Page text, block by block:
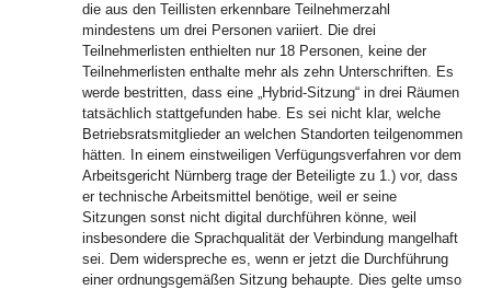
die aus den Teillisten erkennbare Teilnehmerzahl
mindestens um drei Personen variiert. Die drei
Teilnehmerlisten enthielten nur 18 Personen, keine der
Teilnehmerlisten enthalte mehr als zehn Unterschriften. Es
werde bestritten, dass eine „Hybrid-Sitzung“ in drei Räumen
tatsächlich stattgefunden habe. Es sei nicht klar, welche
Betriebsratsmitglieder an welchen Standorten teilgenommen
hätten. In einem einstweiligen Verfügungsverfahren vor dem
Arbeitsgericht Nürnberg trage der Beteiligte zu 1.) vor, dass
er technische Arbeitsmittel benötige, weil er seine
Sitzungen sonst nicht digital durchführen könne, weil
insbesondere die Sprachqualität der Verbindung mangelhaft
sei. Dem widerspreche es, wenn er jetzt die Durchführung
einer ordnungsgemäßen Sitzung behaupte. Dies gelte umso